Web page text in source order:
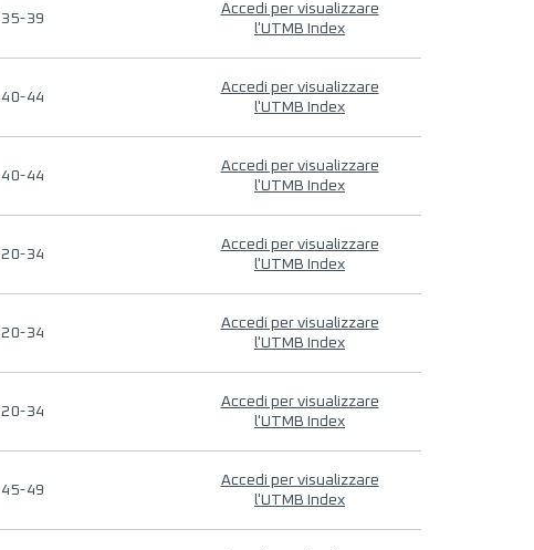
35-39
Accedi per visualizzare
l'UTMB Index
40-44
Accedi per visualizzare
l'UTMB Index
40-44
Accedi per visualizzare
l'UTMB Index
20-34
Accedi per visualizzare
l'UTMB Index
20-34
Accedi per visualizzare
l'UTMB Index
20-34
Accedi per visualizzare
l'UTMB Index
45-49
Accedi per visualizzare
l'UTMB Index